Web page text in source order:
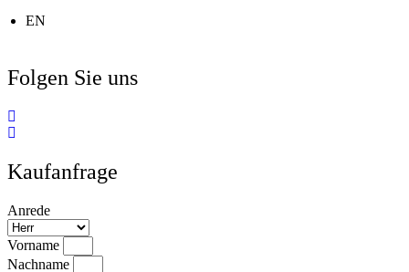
EN
Folgen Sie uns
Kaufanfrage
Anrede
Vorname
Nachname